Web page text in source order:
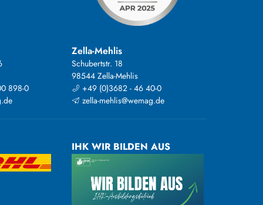
898-0
Zella-Mehlis
Schubertstr. 18
98544 Zella-Mehlis
+49 (0)3682 - 46 40-0
zella-mehlis@wemag.de
IHK WIR BILDEN AUS